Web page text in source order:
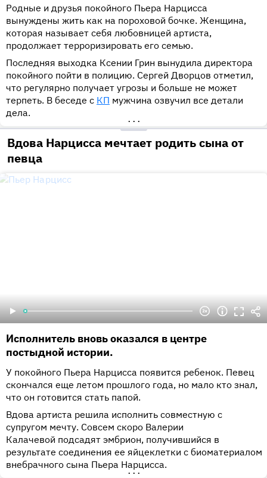
Родные и друзья покойного Пьера Нарцисса
вынуждены жить как на пороховой бочке. Женщина,
которая называет себя любовницей артиста,
продолжает терроризировать его семью.
Последняя выходка Ксении Грин вынудила директора
покойного пойти в полицию. Сергей Дворцов отметил,
что регулярно получает угрозы и больше не может
терпеть. В беседе с КП мужчина озвучил все детали
дела.
•••
Вдова Нарцисса мечтает родить сына от
певца
Исполнитель вновь оказался в центре
постыдной истории.
У покойного Пьера Нарцисса появится ребенок. Певец
скончался еще летом прошлого года, но мало кто знал,
что он готовится стать папой.
Вдова артиста решила исполнить совместную с
супругом мечту. Совсем скоро Валерии
Калачевой подсадят эмбрион, получившийся в
результате соединения ее яйцеклетки с биоматериалом
внебрачного сына Пьера Нарцисса.
•••